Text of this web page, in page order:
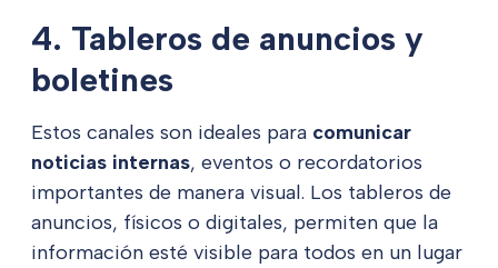
4. Tableros de anuncios y
boletines
Estos canales son ideales para comunicar
noticias internas, eventos o recordatorios
importantes de manera visual. Los tableros de
anuncios, físicos o digitales, permiten que la
información esté visible para todos en un lugar